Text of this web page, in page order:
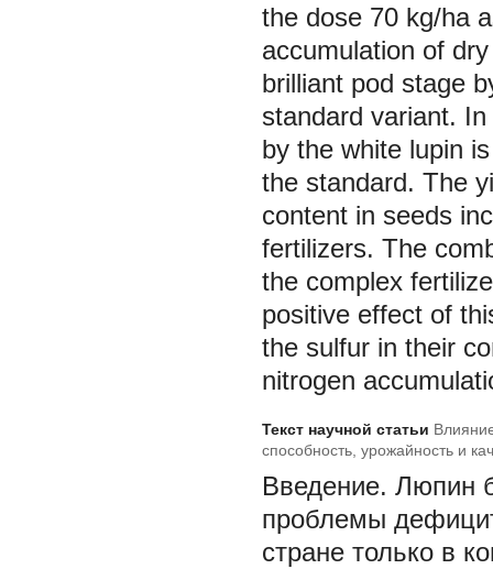
the dose 70 kg/ha
accumulation of
brilliant pod stage
standard variant.
by the white lupin
the standard. The
content in seeds
fertilizers. The
the complex
positive effect of
the sulfur in their
nitrogen
Текст научной статьи
способность, урожайность и
Введение. Люпин
проблемы
стране только в